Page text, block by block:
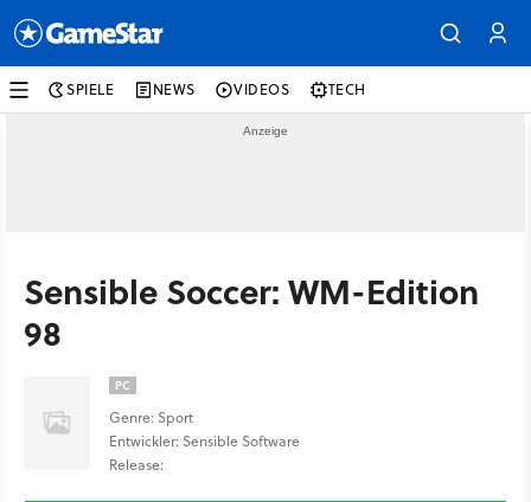
SPIELE NEWS VIDEOS TECH
Sensible Soccer: WM-Edition
98
PC
Genre: Sport
Entwickler: Sensible Software
Release: